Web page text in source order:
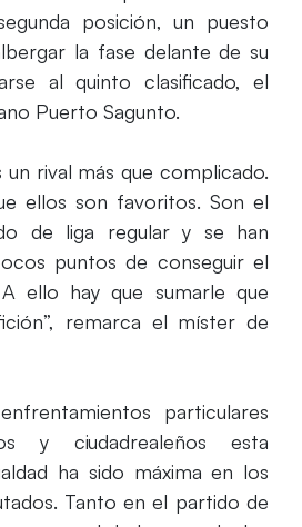
posición, un puesto
la fase delante de su
al quinto clasificado, el
Puerto Sagunto.
rival más que complicado.
ellos son favoritos. Son el
de liga regular y se han
puntos de conseguir el
ello hay que sumarle que
remarca el míster de
particulares
y ciudadrealeños esta
ha sido máxima en los
Tanto en el partido de